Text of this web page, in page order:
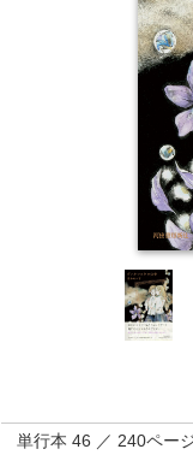
単行本 46 ／ 240ペー